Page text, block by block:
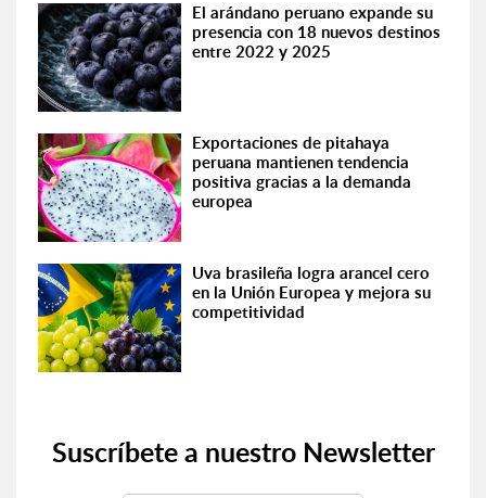
El arándano peruano expande su
presencia con 18 nuevos destinos
entre 2022 y 2025
Exportaciones de pitahaya
peruana mantienen tendencia
positiva gracias a la demanda
europea
Uva brasileña logra arancel cero
en la Unión Europea y mejora su
competitividad
Suscríbete a nuestro Newsletter